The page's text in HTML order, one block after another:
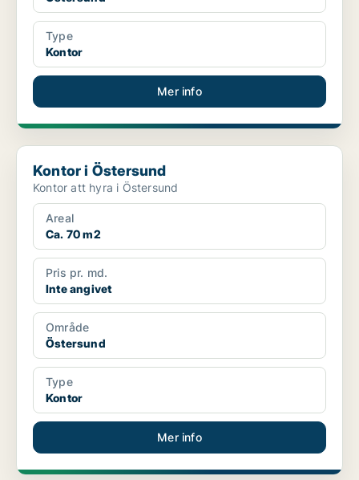
Type
Kontor
Mer info
Kontor i Östersund
Kontor i Östersund
Kontor att hyra i Östersund
Areal
Ca. 70 m2
Pris pr. md.
Inte angivet
Område
Östersund
Type
Kontor
Mer info